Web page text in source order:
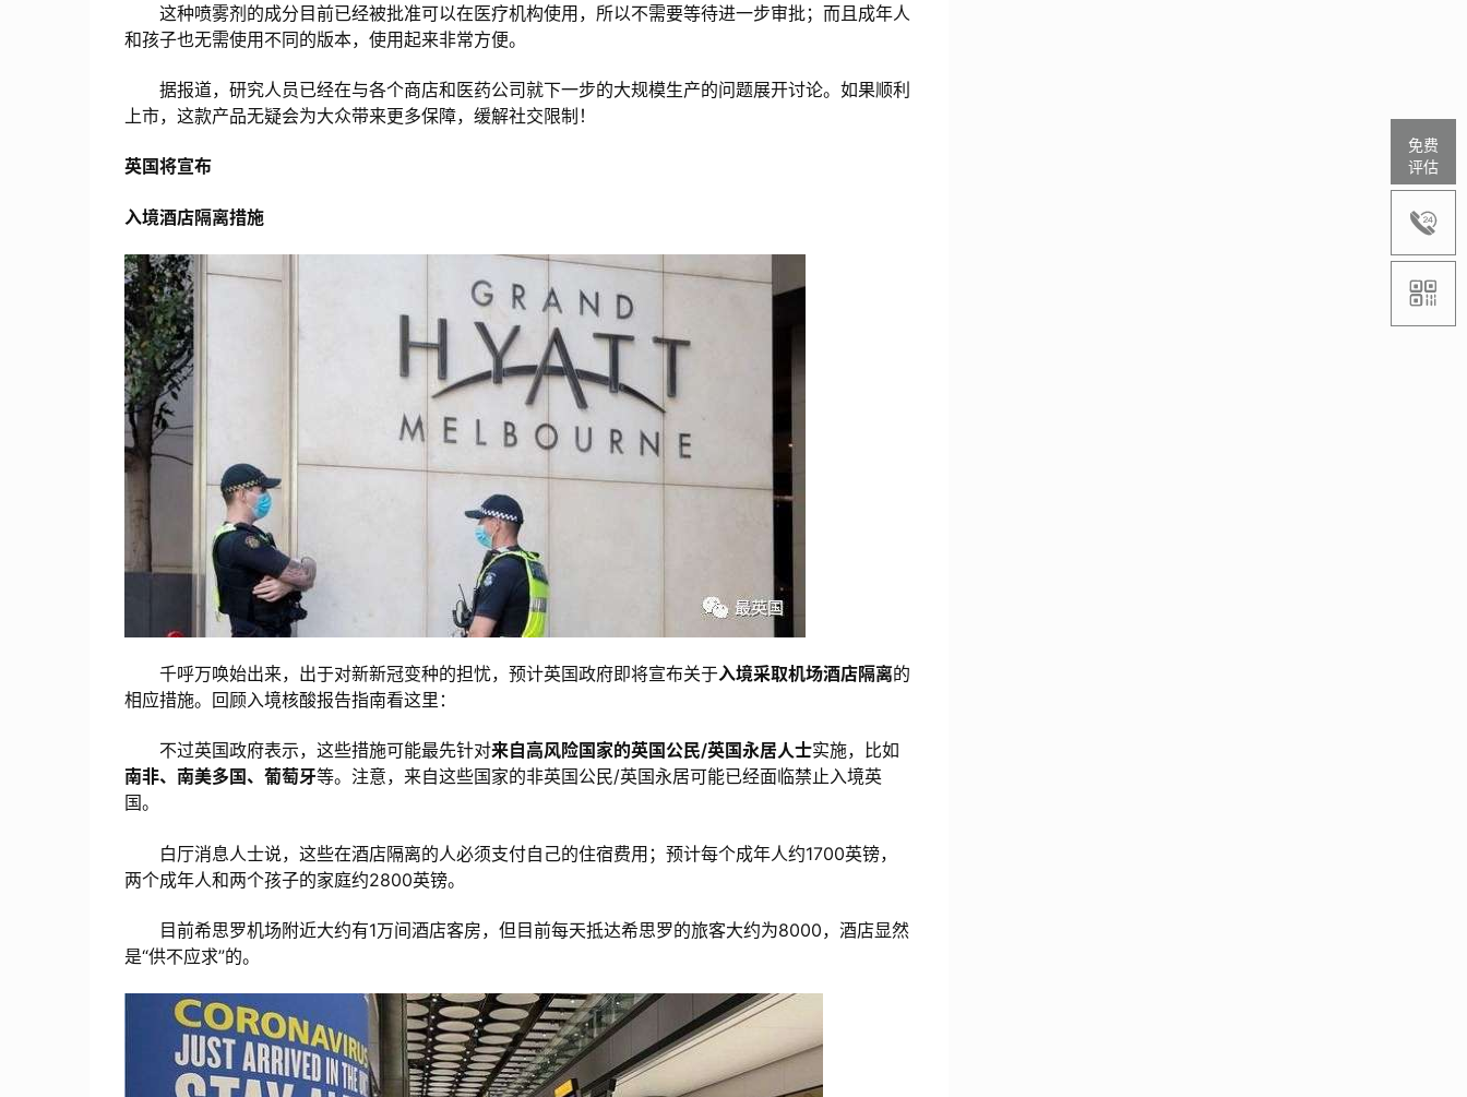
这种喷雾剂的成分目前已经被批准可以在医疗机构使用，所以不需要等待进一步审批；而且成年人
和孩子也无需使用不同的版本，使用起来非常方便。
据报道，研究人员已经在与各个商店和医药公司就下一步的大规模生产的问题展开讨论。如果顺利
上市，这款产品无疑会为大众带来更多保障，缓解社交限制！
英国将宣布
入境酒店隔离措施
千呼万唤始出来，出于对新新冠变种的担忧，预计英国政府即将宣布关于入境采取机场酒店隔离的
相应措施。回顾入境核酸报告指南看这里：
不过英国政府表示，这些措施可能最先针对来自高风险国家的英国公民/英国永居人士实施，比如
南非、南美多国、葡萄牙等。注意，来自这些国家的非英国公民/英国永居可能已经面临禁止入境英
国。
白厅消息人士说，这些在酒店隔离的人必须支付自己的住宿费用；预计每个成年人约1700英镑，
两个成年人和两个孩子的家庭约2800英镑。
目前希思罗机场附近大约有1万间酒店客房，但目前每天抵达希思罗的旅客大约为8000，酒店显然
是“供不应求”的。
免费
评估

